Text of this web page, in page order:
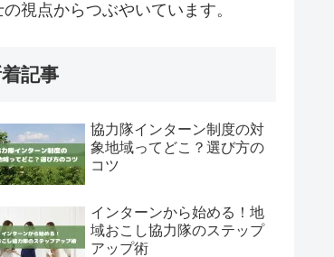
視点からつぶやいています。
記事
協力隊インターン制度の対
象地域ってどこ？選び方の
コツ
インターンから始める！地
域おこし協力隊のステップ
アップ術